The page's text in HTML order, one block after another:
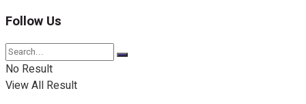
Follow Us
No Result
View All Result